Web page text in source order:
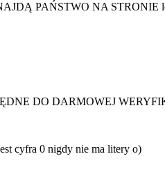
PAŃSTWO NA STRONIE
DO DARMOWEJ
cyfra 0 nigdy nie ma litery o)